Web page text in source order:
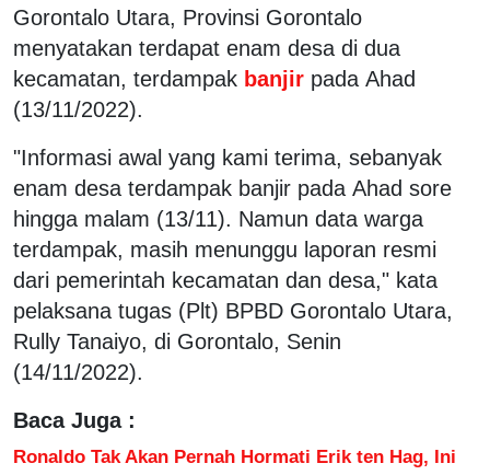
Gorontalo Utara, Provinsi Gorontalo
menyatakan terdapat enam desa di dua
kecamatan, terdampak banjir pada Ahad
(13/11/2022).
"Informasi awal yang kami terima, sebanyak
enam desa terdampak banjir pada Ahad sore
hingga malam (13/11). Namun data warga
terdampak, masih menunggu laporan resmi
dari pemerintah kecamatan dan desa," kata
pelaksana tugas (Plt) BPBD Gorontalo Utara,
Rully Tanaiyo, di Gorontalo, Senin
(14/11/2022).
Baca Juga :
Ronaldo Tak Akan Pernah Hormati Erik ten Hag, Ini